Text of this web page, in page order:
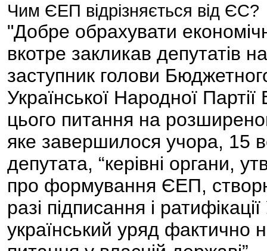
Чим ЄЕП відрізняється від ЄС?
"Добре обрахувати
вкотре закликав депутатів
заступник голови
Української Народної
цього питання на
яке завершилося учора, 15
депутата, “керівні органи,
про формування ЄЕП,
разі підписання і
український уряд фактично